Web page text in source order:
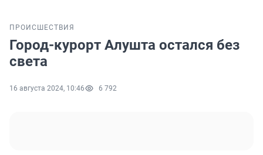
ПРОИСШЕСТВИЯ
Город-курорт Алушта остался без
света
16 августа 2024, 10:46 6 792